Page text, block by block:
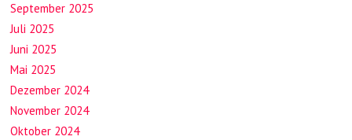
September 2025
Juli 2025
Juni 2025
Mai 2025
Dezember 2024
November 2024
Oktober 2024